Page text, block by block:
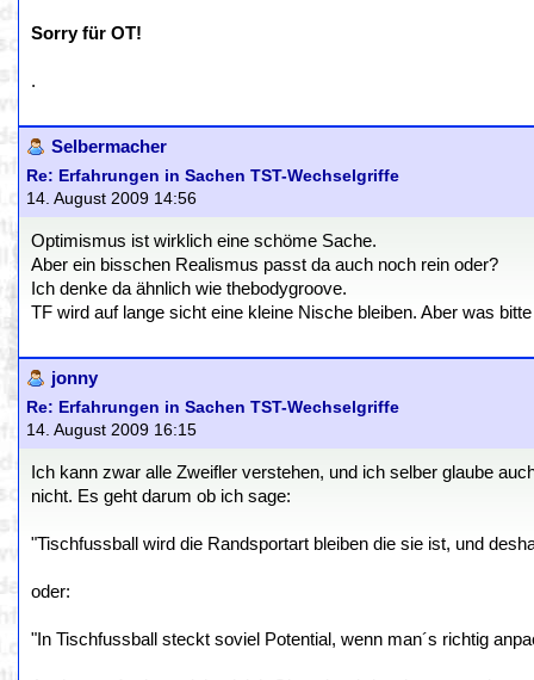
Sorry für OT!
.
Selbermacher
Re: Erfahrungen in Sachen TST-Wechselgriffe
14. August 2009 14:56
Optimismus ist wirklich eine schöme Sache.
Aber ein bisschen Realismus passt da auch noch rein oder?
Ich denke da ähnlich wie thebodygroove.
TF wird auf lange sicht eine kleine Nische bleiben. Aber was
jonny
Re: Erfahrungen in Sachen TST-Wechselgriffe
14. August 2009 16:15
Ich kann zwar alle Zweifler verstehen, und ich selber glaube
nicht. Es geht darum ob ich sage:
"Tischfussball wird die Randsportart bleiben die sie ist, und
oder:
"In Tischfussball steckt soviel Potential, wenn man´s richtig